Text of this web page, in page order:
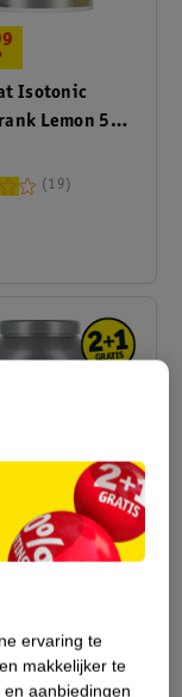
Isotonic
Lemon 500
19
.99
44
ervaring te
makkelijker te
aanbiedingen